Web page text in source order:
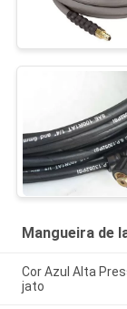
Mangueira de
Cor Azul Alta
jato